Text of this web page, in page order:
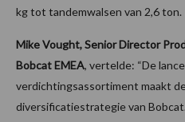
kg tot tandemwalsen van 2,6 ton.
Mike Vought, Senior Director
Bobcat EMEA, vertelde: “De
verdichtingsassortiment maakt
diversificatiestrategie van